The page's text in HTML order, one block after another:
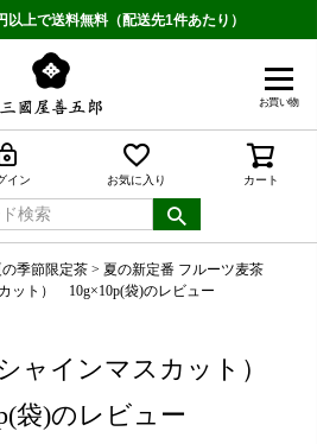
上で送料無料（配送先1件あたり）
お買い物
イン お気に入り カート
季節限定茶
夏の新定番 フルーツ麦茶
ット） 10g×10p(袋)のレビュー
ャインマスカット）
袋)のレビュー